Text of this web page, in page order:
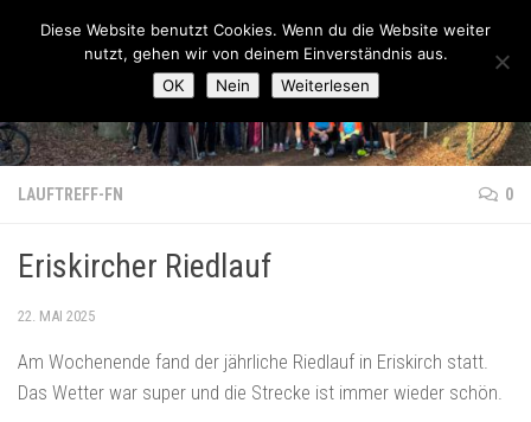
Zum Inhalt springen
Lauftreff-FN
LAUFTREFF-FN 0
Eriskircher Riedlauf
22. MAI 2025
Am Wochenende fand der jährliche Riedlauf in Eriskirch statt.
Das Wetter war super und die Strecke ist immer wieder schön.
Diese Website benutzt Cookies. Wenn du die Website weiter
nutzt, gehen wir von deinem Einverständnis aus.
OK
Nein Weiterlesen